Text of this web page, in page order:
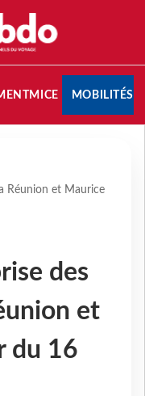
MICE MOBILITÉS
Réunion et Maurice
des
et
du 16